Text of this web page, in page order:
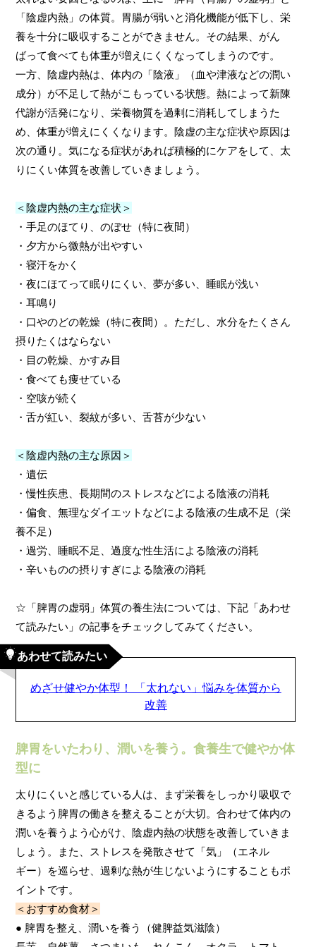
「陰虚内熱」の体質。胃腸が弱いと消化機能が低下し、栄
養を十分に吸収することができません。その結果、がん
ばって食べても体重が増えにくくなってしまうのです。
一方、陰虚内熱は、体内の「陰液」（血や津液などの潤い
成分）が不足して熱がこもっている状態。熱によって新陳
代謝が活発になり、栄養物質を過剰に消耗してしまうた
め、体重が増えにくくなります。陰虚の主な症状や原因は
次の通り。気になる症状があれば積極的にケアをして、太
りにくい体質を改善していきましょう。
＜陰虚内熱の主な症状＞
・手足のほてり、のぼせ（特に夜間）
・夕方から微熱が出やすい
・寝汗をかく
・夜にほてって眠りにくい、夢が多い、睡眠が浅い
・耳鳴り
・口やのどの乾燥（特に夜間）。ただし、水分をたくさん
摂りたくはならない
・目の乾燥、かすみ目
・食べても痩せている
・空咳が続く
・舌が紅い、裂紋が多い、舌苔が少ない
＜陰虚内熱の主な原因＞
・遺伝
・慢性疾患、長期間のストレスなどによる陰液の消耗
・偏食、無理なダイエットなどによる陰液の生成不足（栄
養不足）
・過労、睡眠不足、過度な性生活による陰液の消耗
・辛いものの摂りすぎによる陰液の消耗
☆「脾胃の虚弱」体質の養生法については、下記「あわせ
て読みたい」の記事をチェックしてみてください。
あわせて読みたい
めざせ健やか体型！ 「太れない」悩みを体質から
改善
脾胃をいたわり、潤いを養う。食養生で健やか体
型に
太りにくいと感じている人は、まず栄養をしっかり吸収で
きるよう脾胃の働きを整えることが大切。合わせて体内の
潤いを養うよう心がけ、陰虚内熱の状態を改善していきま
しょう。また、ストレスを発散させて「気」（エネル
ギー）を巡らせ、過剰な熱が生じないようにすることもポ
イントです。
＜おすすめ食材＞
● 脾胃を整え、潤いを養う（健脾益気滋陰）